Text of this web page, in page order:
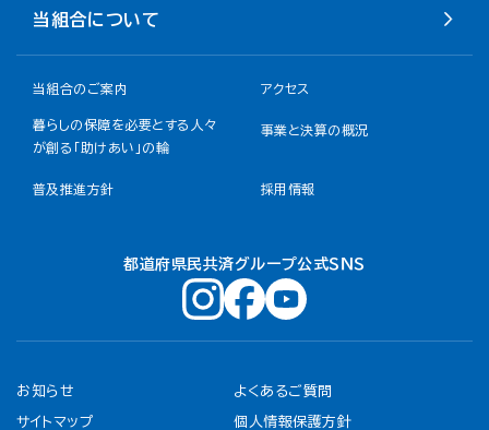
当組合について
当組合のご案内 アクセス
暮らしの保障を必要とする人々
が創る「助けあい」の輪
事業と決算の概況
普及推進方針 採用情報
都道府県民共済グループ公式ＳＮＳ
お知らせ よくあるご質問
サイトマップ 個人情報保護方針